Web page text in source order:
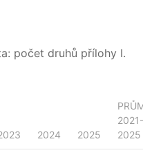
počet druhů přílohy I.
2024 2025
2021-
2025